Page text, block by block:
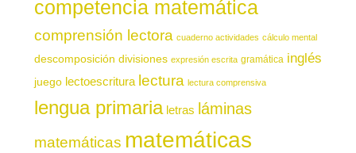
competencia matemática
comprensión lectora cuaderno actividades cálculo mental
descomposición divisiones expresión escrita gramática inglés
juego lectoescritura lectura lectura comprensiva
lengua primaria letras láminas
matemáticas matemáticas